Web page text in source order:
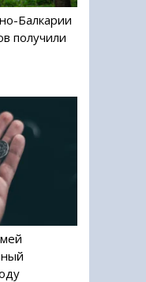
Балкарии
получили